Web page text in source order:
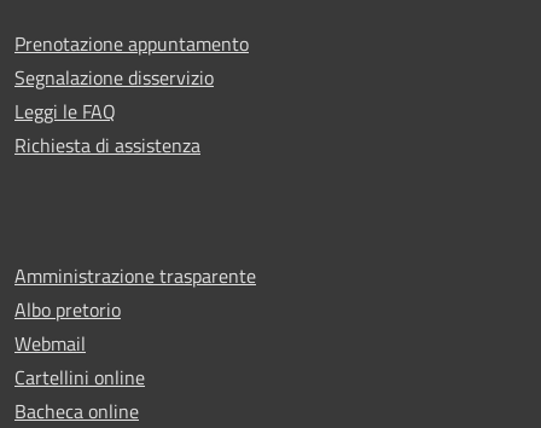
Prenotazione appuntamento
Segnalazione disservizio
Leggi le FAQ
Richiesta di assistenza
Amministrazione trasparente
Albo pretorio
Webmail
Cartellini online
Bacheca online